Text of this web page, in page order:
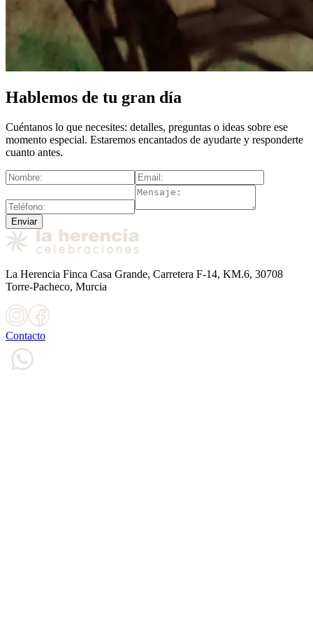
Hablemos de tu gran día
Cuéntanos lo que necesites: detalles, preguntas o ideas sobre ese
momento especial. Estaremos encantados de ayudarte y responderte
cuanto antes.
Enviar
La Herencia Finca Casa Grande, Carretera F-14, KM.6, 30708
Torre-Pacheco, Murcia
Contacto